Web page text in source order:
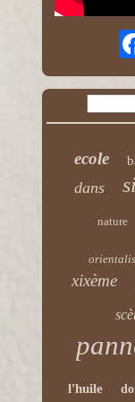
ecole
dans
nature
xixème
l'huile